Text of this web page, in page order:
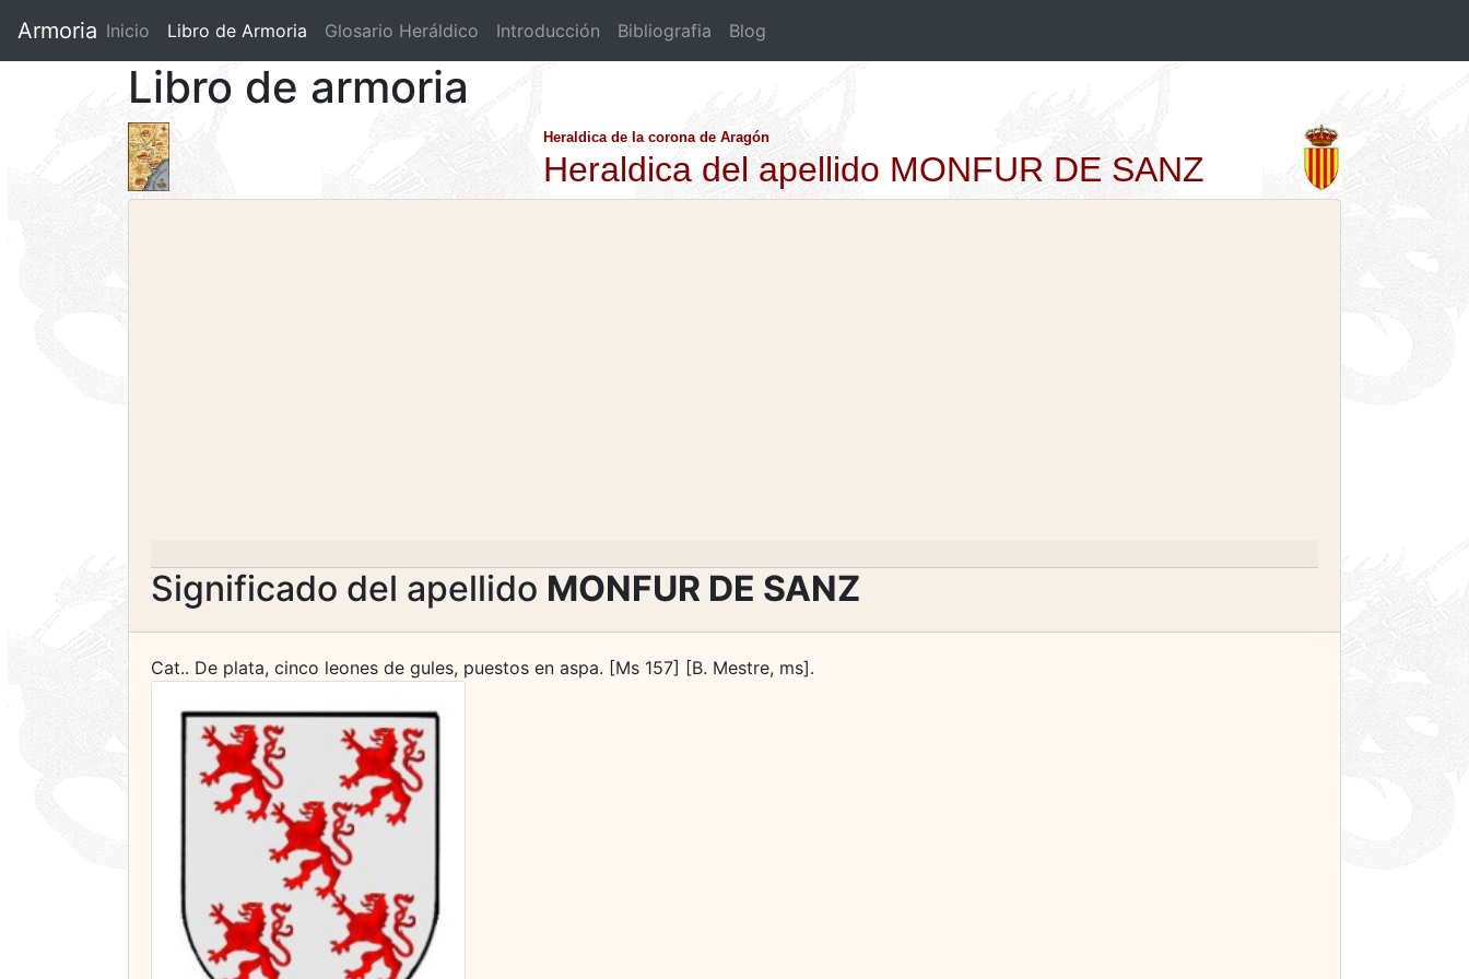
Armoria Inicio Libro de Armoria (current)
Glosario Heráldico Introducción Bibliografia Blog
Libro de armoria
Heraldica de la corona de Aragón
Heraldica del apellido MONFUR DE SANZ
Significado del apellido MONFUR DE SANZ
Cat.. De plata, cinco leones de gules, puestos en aspa. [Ms 157] [B. Mestre, ms].